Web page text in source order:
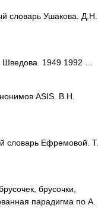
словарь Ушакова. Д.Н.
1949 1992 …
ASIS. В.Н.
словарь Ефремовой. Т.
брусочки,
парадигма по А.